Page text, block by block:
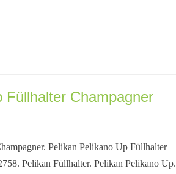
Füllhalter Champagner
Pelikan Pelikano Up Füllhalter
Pelikan Füllhalter. Pelikan Pelikano Up.